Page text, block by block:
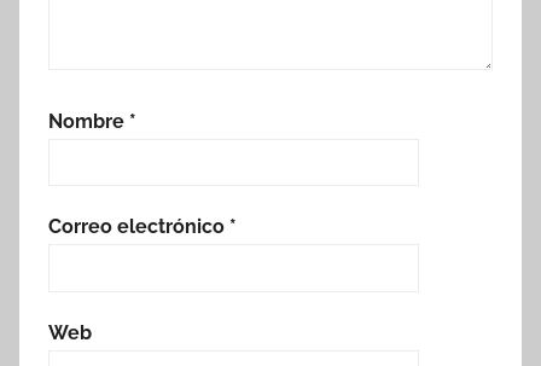
Nombre *
Correo electrónico *
Web